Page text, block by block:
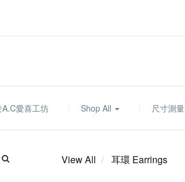
A.C愛喜工坊 Shop All 尺寸測量
View All 耳環 Earrings